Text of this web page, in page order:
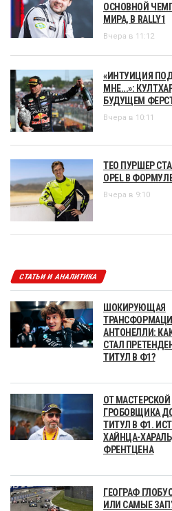
ОСНОВНОЙ
МИРА, В RALLY1
Вчера в 11:12
«ИНТУИЦИЯ
МНЕ...»:
БУДУЩЕМ
Вчера в 10:11
ТЕО ПУРШЕР
OPEL В
Вчера в 9:10
СТАТЬИ И АНАЛИТИКА
ШОКИРУЮЩАЯ
АНТОНЕЛЛИ:
СТАЛ
ТИТУЛ В Ф1?
ОТ МАСТЕРСКОЙ
ГРОБОВЩИКА
ТИТУЛ В Ф1.
ХАЙНЦА-
ФРЕНТЦЕНА
ГЕОГРАФ
ИЛИ САМЫЕ